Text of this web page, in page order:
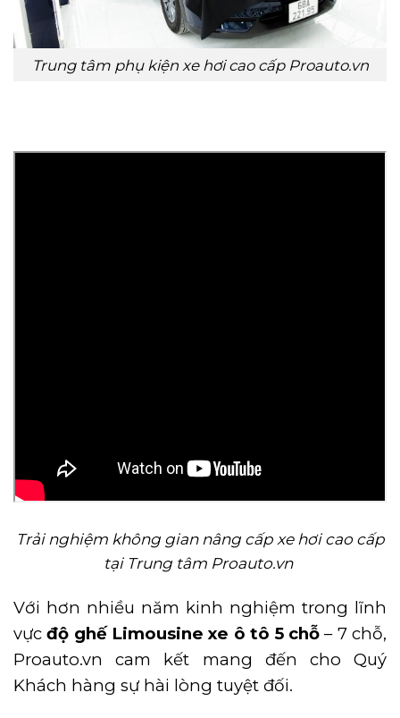
Trung tâm phụ kiện xe hơi cao cấp Proauto.vn
Trải nghiệm không gian nâng cấp xe hơi cao cấp
tại Trung tâm Proauto.vn
Với hơn nhiều năm kinh nghiệm trong lĩnh
vựcđộ ghế Limousine xe ô tô 5 chỗ– 7 chỗ,
Proauto.vn cam kết mang đến cho Quý
Khách hàng sự hài lòng tuyệt đối.